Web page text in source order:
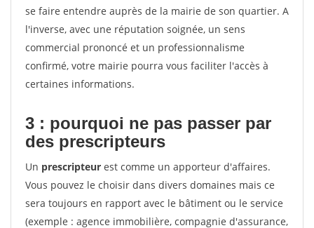
se faire entendre auprès de la mairie de son quartier. A
l'inverse, avec une réputation soignée, un sens
commercial prononcé et un professionnalisme
confirmé, votre mairie pourra vous faciliter l'accès à
certaines informations.
3 : pourquoi ne pas passer par
des prescripteurs
Un prescripteur est comme un apporteur d'affaires.
Vous pouvez le choisir dans divers domaines mais ce
sera toujours en rapport avec le bâtiment ou le service
(exemple : agence immobilière, compagnie d'assurance,